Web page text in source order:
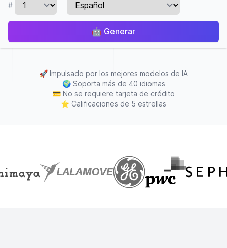
#
🤖 Generar
🚀 Impulsado por los mejores modelos de IA
🌍 Soporta más de 40 idiomas
💳 No se requiere tarjeta de crédito
⭐ Calificaciones de 5 estrellas